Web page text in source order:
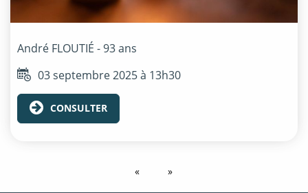
André FLOUTIÉ - 93 ans
03 septembre 2025 à 13h30
CONSULTER